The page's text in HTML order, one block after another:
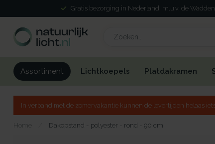
Gratis bezorging in Nederland, m.u.v. de
Assortiment Lichtkoepels Platdakramen
In verband met de zomervakantie kunnen de levertijden helaas
Home Dakopstand - polyester - rond - 90 cm